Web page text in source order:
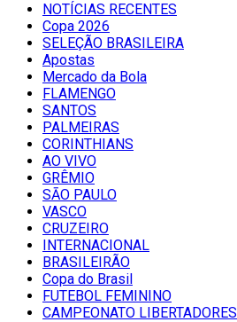
NOTÍCIAS RECENTES
Copa 2026
SELEÇÃO BRASILEIRA
Apostas
Mercado da Bola
FLAMENGO
SANTOS
PALMEIRAS
CORINTHIANS
AO VIVO
GRÊMIO
SĀO PAULO
VASCO
CRUZEIRO
INTERNACIONAL
BRASILEIRÃO
Copa do Brasil
FUTEBOL FEMININO
CAMPEONATO LIBERTADORES